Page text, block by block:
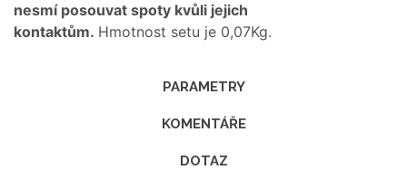
nesmí posouvat spoty kvůli jejich
kontaktům. Hmotnost setu je 0,07Kg.
PARAMETRY
KOMENTÁŘE
DOTAZ